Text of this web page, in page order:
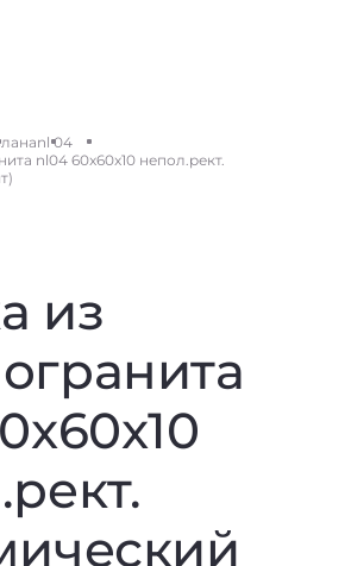
nl 04
nl04 60x60x10 непол.рект.
из